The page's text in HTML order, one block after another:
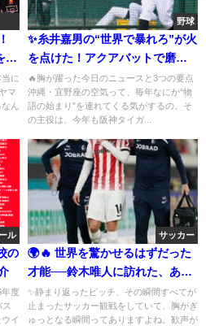
超
に
マ
ん
野球
✨糸井嘉男の“世界で暴れろ”が火
を点けた！アクアバットで磨く
佐藤輝明の“広角×破壊力”進化論
✨
🔥胸が躍った今日のニュースと3つの要点
沖縄・宜野座の空気って、毎年なにか“物
語の始まり”を連れてくる気がするの。そ
の主役は、今年も阪神タイガ...
ル
の
度
イ
サッカー
🌍🔥 世界を驚かせるはずだった
才能──鈴木唯人に訪れた、あま
りにも残酷な現実
✨静まり返ったピッチ、その瞬間すべてが
止まったサッカー観戦をしていて、胸がぎ
ゅっとなる瞬間ってありますよね。歓声が